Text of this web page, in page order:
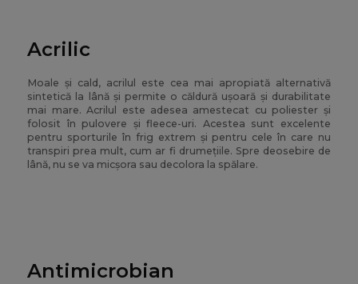
Acrilic
Moale și cald, acrilul este cea mai apropiată alternativă
sintetică la lână și permite o căldură ușoară și durabilitate
mai mare. Acrilul este adesea amestecat cu poliester și
folosit în pulovere și fleece-uri. Acestea sunt excelente
pentru sporturile în frig extrem și pentru cele în care nu
transpiri prea mult, cum ar fi drumețiile. Spre deosebire de
lână, nu se va micșora sau decolora la spălare.
Antimicrobian